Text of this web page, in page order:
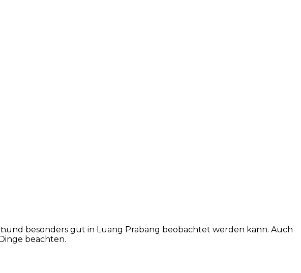
und besonders gut in Luang Prabang beobachtet werden kann. Auch
beachten.